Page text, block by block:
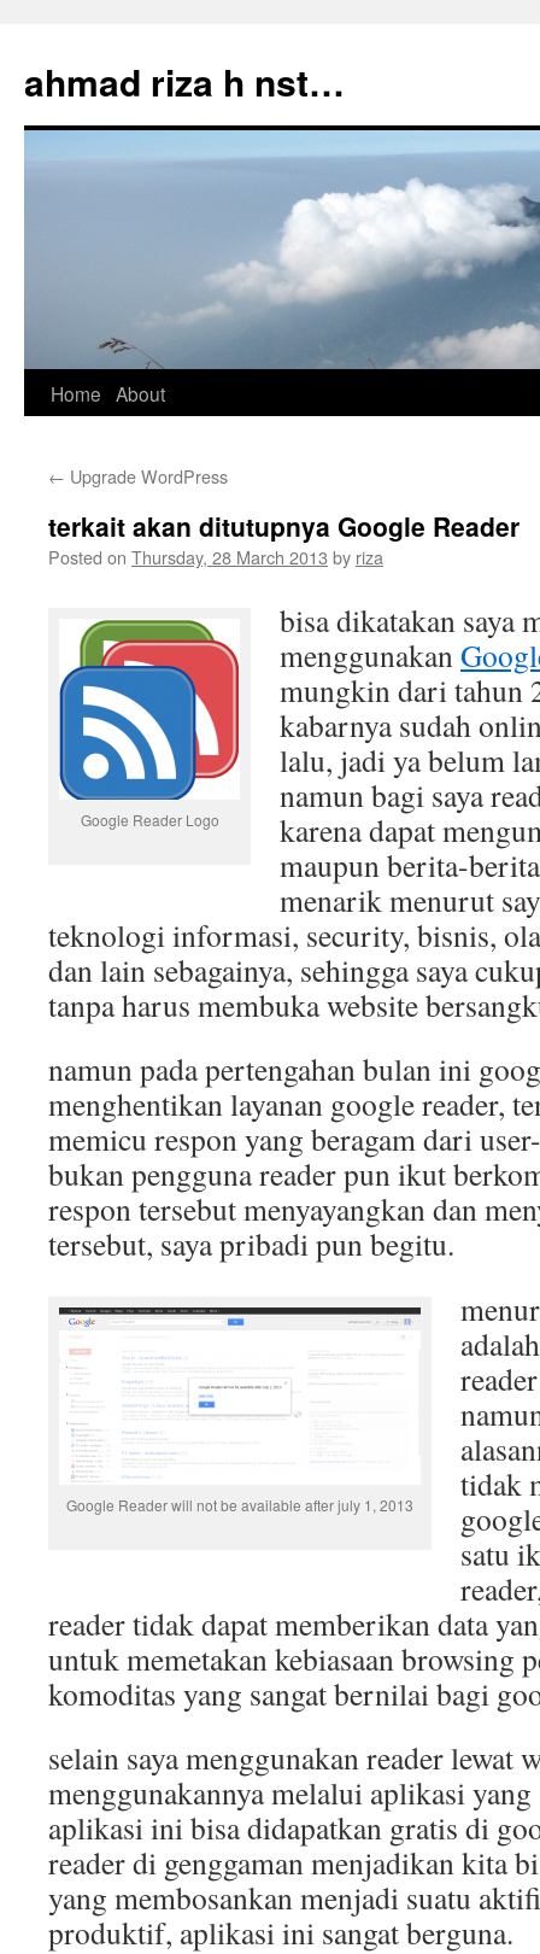
content
ahmad riza h nst…
Home About
← Upgrade WordPress
terkait akan ditutupnya Google Reader
Posted on Thursday, 28 March 2013 by riza
Google Reader Logo
bisa dikatakan saya
menggunakan
mungkin dari tahun
kabarnya sudah
lalu, jadi ya belum
namun bagi saya
karena dapat
maupun berita-
menarik menurut
teknologi informasi, security, bisnis,
dan lain sebagainya, sehingga saya
tanpa harus membuka website
namun pada pertengahan bulan ini
menghentikan layanan google reader,
memicu respon yang beragam dari
bukan pengguna reader pun ikut
respon tersebut menyayangkan dan
tersebut, saya pribadi pun begitu.
Google Reader will not be available after july 1, 2013
tidak
satu
reader tidak dapat memberikan data
untuk memetakan kebiasaan browsing
komoditas yang sangat bernilai bagi
selain saya menggunakan reader lewat
menggunakannya melalui aplikasi
aplikasi ini bisa didapatkan gratis di
reader di genggaman menjadikan kita
yang membosankan menjadi suatu
produktif, aplikasi ini sangat berguna.